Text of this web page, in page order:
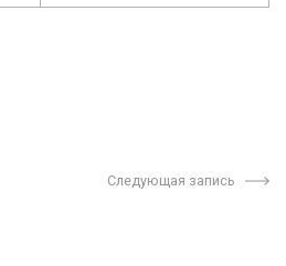
Следующая запись